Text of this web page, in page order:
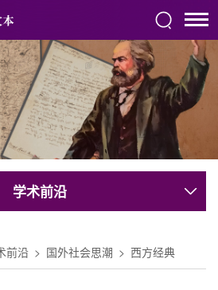
学术前沿
前沿 > 国外社会思潮 > 西方经典